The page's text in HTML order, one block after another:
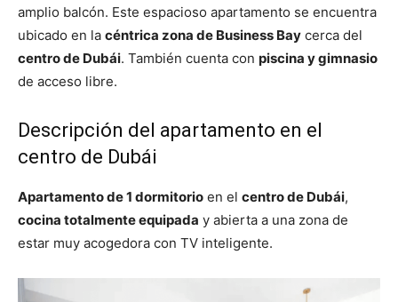
amplio balcón. Este espacioso apartamento se encuentra
ubicado en la céntrica zona de Business Bay cerca del
centro de Dubái. También cuenta con piscina y gimnasio
de acceso libre.
Descripción del apartamento en el
centro de Dubái
Apartamento de 1 dormitorio en el centro de Dubái,
cocina totalmente equipada y abierta a una zona de
estar muy acogedora con TV inteligente.